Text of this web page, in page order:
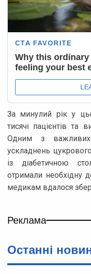
За минулий рік у
тисячі пацієнтів та
Одним з важливих
ускладнень
із діабетичною
отримали необхідну
медикам вдалося
Реклама
Останні